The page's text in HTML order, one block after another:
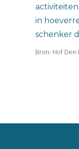
in
schenker
Bron: Hof Den